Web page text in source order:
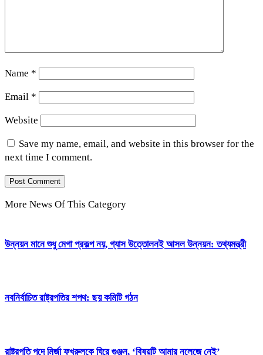
Name *
Email *
Website
Save my name, email, and website in this browser for the
next time I comment.
More News Of This Category
উন্নয়ন মানে শুধু মেগা প্রকল্প নয়, গ্যাস উত্তোলনই আসল উন্নয়ন: তথ্যমন্ত্রী
নবনির্বাচিত রাষ্ট্রপতির শপথ: ছয় কমিটি গঠন
রাষ্ট্রপতি পদে মির্জা ফখরুলকে ঘিরে গুঞ্জন, ‘বিষয়টি আমার নলেজে নেই’